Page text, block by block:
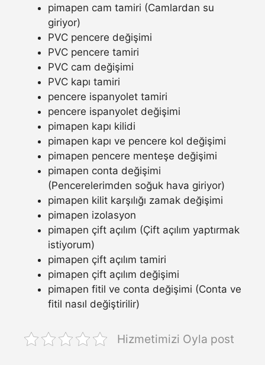
pimapen cam tamiri (Camlardan su
giriyor)
PVC pencere değişimi
PVC pencere tamiri
PVC cam değişimi
PVC kapı tamiri
pencere ispanyolet tamiri
pencere ispanyolet değişimi
pimapen kapı kilidi
pimapen kapı ve pencere kol değişimi
pimapen pencere menteşe değişimi
pimapen conta değişimi
(Pencerelerimden soğuk hava giriyor)
pimapen kilit karşılığı zamak değişimi
pimapen izolasyon
pimapen çift açılım (Çift açılım yaptırmak
istiyorum)
pimapen çift açılım tamiri
pimapen çift açılım değişimi
pimapen fitil ve conta değişimi (Conta ve
fitil nasıl değiştirilir)
Hizmetimizi Oyla post